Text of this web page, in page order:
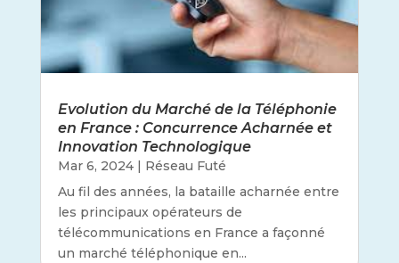
Evolution du Marché de la Téléphonie
en France : Concurrence Acharnée et
Innovation Technologique
Mar 6, 2024| Réseau Futé
Au fil des années, la bataille acharnée entre
les principaux opérateurs de
télécommunications en France a façonné
un marché téléphonique en...